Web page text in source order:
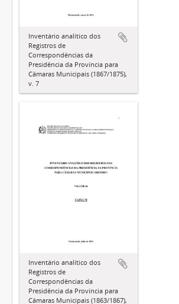
Inventário analítico dos
Registros de
Correspondências da
Presidência da Província para
Câmaras Municipais (1867/1875),
v. 7
Inventário analítico dos
Registros de
Correspondências da
Presidência da Província para
Câmaras Municipais (1863/1867),